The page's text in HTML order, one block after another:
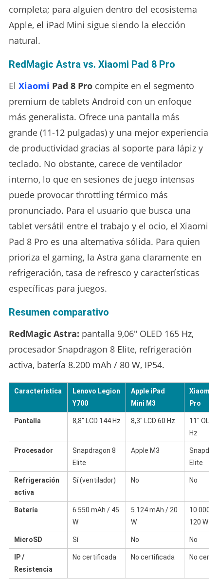
completa; para alguien dentro del ecosistema
Apple, el iPad Mini sigue siendo la elección
natural.
RedMagic Astra vs. Xiaomi Pad 8 Pro
El Xiaomi Pad 8 Procompite en el segmento
premium de tablets Android con un enfoque
más generalista. Ofrece una pantalla más
grande (11-12 pulgadas) y una mejor experiencia
de productividad gracias al soporte para lápiz y
teclado. No obstante, carece de ventilador
interno, lo que en sesiones de juego intensas
puede provocar throttling térmico más
pronunciado. Para el usuario que busca una
tablet versátil entre el trabajo y el ocio, el Xiaomi
Pad 8 Pro es una alternativa sólida. Para quien
prioriza el gaming, la Astra gana claramente en
refrigeración, tasa de refresco y características
específicas para juegos.
Resumen comparativo
RedMagic Astra: pantalla 9,06″ OLED 165 Hz,
procesador Snapdragon 8 Elite, refrigeración
activa, batería 8.200 mAh / 80 W, IP54.
Característica
Lenovo Legion
Y700
Apple iPad
Mini M3
Xiaomi
Pro
Pantalla 8,8″ LCD 144 Hz 8,3″ LCD 60 Hz
11″
Hz
Procesador
Snapdragon 8
Elite
Apple M3
Elite
Refrigeración
activa
Sí (ventilador) No No
Batería
6.550 mAh / 45
W
5.124 mAh / 20
W
10.000
120 W
MicroSD Sí No No
IP /
Resistencia
No certificada No certificada No